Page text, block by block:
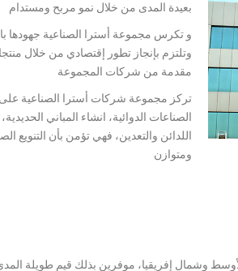
بعيدة المدى من خلال نمو مربح ومستدام
و تكرس مجموعة أسترا الصناعية جهودها
وتلتزم بإنجاز تطور إقتصادي من خلال
مقدمة من شركات المجموعة
تركز مجموعة شركات أسترا الصناعية على
الصناعات الدوائية، انشاء المباني
اللدائن والتعدين، فهي تؤمن بأن التنويع
ومتوازن
وشمال إفريقيا، موفرين بذلك قيم طويلة